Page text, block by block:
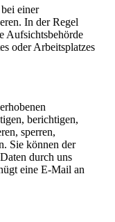
einer
In der Regel
Aufsichtsbehörde
oder Arbeitsplatzes
berichtigen,
sperren,
Sie können der
durch uns
eine E-Mail an